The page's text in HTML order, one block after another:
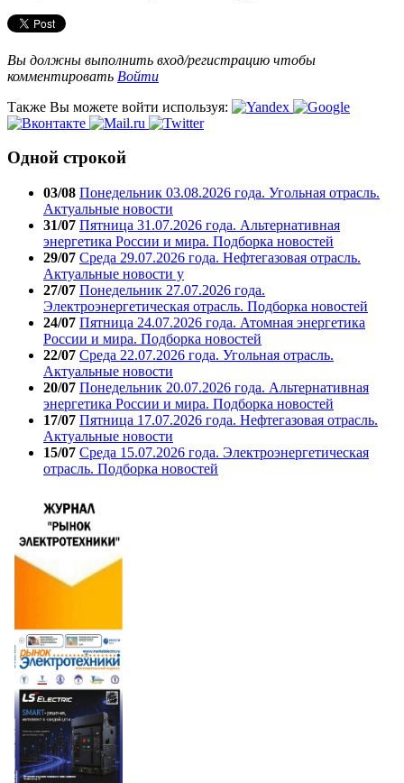
Вы должны выполнить вход/регистрацию чтобы
комментировать Войти
Также Вы можете войти используя:
Одной строкой
03/08 Понедельник 03.08.2026 года. Угольная отрасль.
Актуальные новости
31/07 Пятница 31.07.2026 года. Альтернативная
энергетика России и мира. Подборка новостей
29/07 Среда 29.07.2026 года. Нефтегазовая отрасль.
Актуальные новости у
27/07 Понедельник 27.07.2026 года.
Электроэнергетическая отрасль. Подборка новостей
24/07 Пятница 24.07.2026 года. Атомная энергетика
России и мира. Подборка новостей
22/07 Среда 22.07.2026 года. Угольная отрасль.
Актуальные новости
20/07 Понедельник 20.07.2026 года. Альтернативная
энергетика России и мира. Подборка новостей
17/07 Пятница 17.07.2026 года. Нефтегазовая отрасль.
Актуальные новости
15/07 Среда 15.07.2026 года. Электроэнергетическая
отрасль. Подборка новостей